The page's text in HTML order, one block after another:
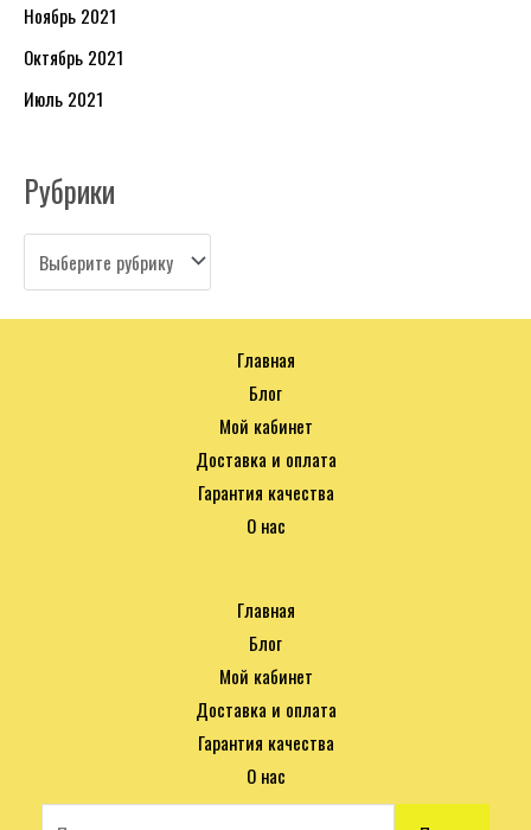
Ноябрь 2021
Октябрь 2021
Июль 2021
Рубрики
Главная
Блог
Мой кабинет
Доставка и оплата
Гарантия качества
О нас
Главная
Блог
Мой кабинет
Доставка и оплата
Гарантия качества
О нас